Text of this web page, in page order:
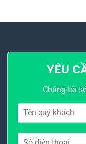
YÊU
Chúng tôi